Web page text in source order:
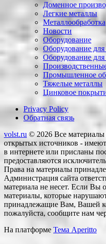
Доменное
Легкие металлы
Металлообработка
Новости
Оборудование
Оборудование для
Оборудование для
Промышленное
Тяжелые металлы
Цинковое
Privacy Policy
Обратная связь
volst.ru © 2026 Все материалы
открытых источников -
в интернете или присланы
предоставляются
Права на материалы
Администрация сайта
материала не несет. Если Вы
материалы, которые
принадлежащие Вам, Вашей
пожалуйста, сообщите нам
На платформе Тема Aperitto